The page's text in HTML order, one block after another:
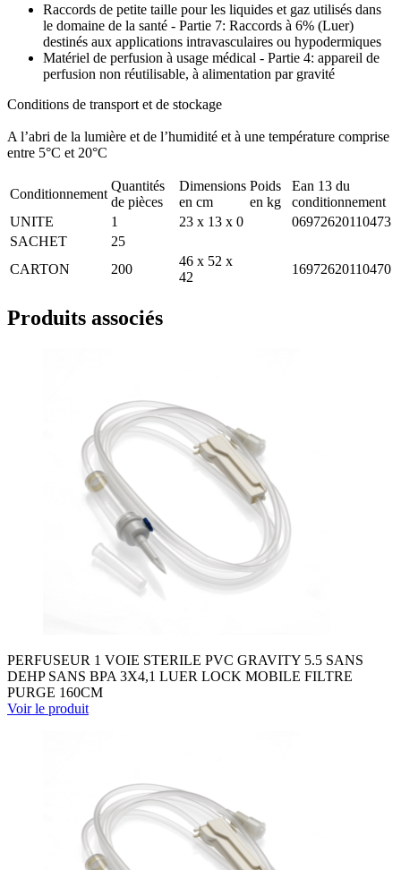
Raccords de petite taille pour les liquides et gaz utilisés dans
le domaine de la santé - Partie 7: Raccords à 6% (Luer)
destinés aux applications intravasculaires ou hypodermiques
Matériel de perfusion à usage médical - Partie 4: appareil de
perfusion non réutilisable, à alimentation par gravité
Conditions de transport et de stockage
A l’abri de la lumière et de l’humidité et à une température comprise
entre 5°C et 20°C
Conditionnement
Quantités
de pièces
Dimensions
en cm
Poids
en kg
Ean 13 du
conditionnement
UNITE
1 23 x 13 x 0
06972620110473
SACHET
25
CARTON
200
46 x 52 x
42
16972620110470
Produits associés
PERFUSEUR 1 VOIE STERILE PVC GRAVITY 5.5 SANS
DEHP SANS BPA 3X4,1 LUER LOCK MOBILE FILTRE
PURGE 160CM
Voir le produit